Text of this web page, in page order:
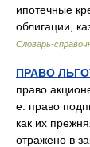
ипотечные
облигации,
Словарь-
ПРАВО
право
е. право
как их
отражено в